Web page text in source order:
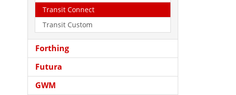
Transit Connect
Transit Custom
Forthing
Futura
GWM